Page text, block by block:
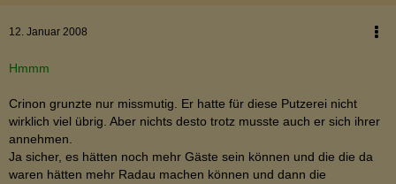
12. Januar 2008
Hmmm
Crinon grunzte nur missmutig. Er hatte für diese Putzerei nicht
wirklich viel übrig. Aber nichts desto trotz musste auch er sich ihrer
annehmen.
Ja sicher, es hätten noch mehr Gäste sein können und die die da
waren hätten mehr Radau machen können und dann die